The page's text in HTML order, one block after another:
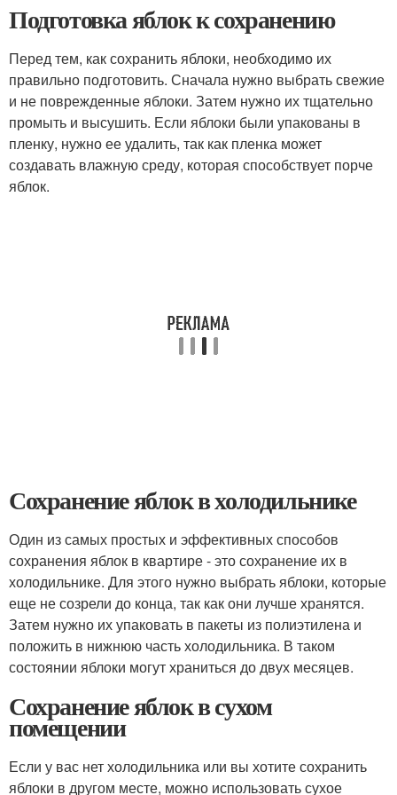
Подготовка яблок к сохранению
Перед тем, как сохранить яблоки, необходимо их
правильно подготовить. Сначала нужно выбрать свежие
и не поврежденные яблоки. Затем нужно их тщательно
промыть и высушить. Если яблоки были упакованы в
пленку, нужно ее удалить, так как пленка может
создавать влажную среду, которая способствует порче
яблок.
Сохранение яблок в холодильнике
Один из самых простых и эффективных способов
сохранения яблок в квартире - это сохранение их в
холодильнике. Для этого нужно выбрать яблоки, которые
еще не созрели до конца, так как они лучше хранятся.
Затем нужно их упаковать в пакеты из полиэтилена и
положить в нижнюю часть холодильника. В таком
состоянии яблоки могут храниться до двух месяцев.
Сохранение яблок в сухом
помещении
Если у вас нет холодильника или вы хотите сохранить
яблоки в другом месте, можно использовать сухое